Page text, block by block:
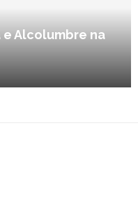
e Alcolumbre na